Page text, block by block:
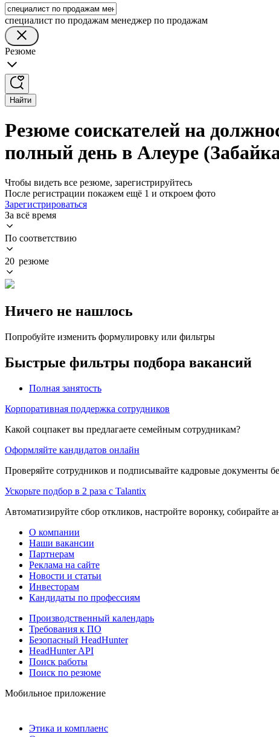
специалист по продажам менеджер по продажам
Резюме
Найти
Резюме соискателей на
полный день в Алеуре
Чтобы видеть все резюме, зарегистрируйтесь
После регистрации покажем ещё 1 и откроем фото
Зарегистрироваться
За всё время
По соответствию
20 резюме
Ничего не нашлось
Попробуйте изменить формулировку или фильтры
Быстрые фильтры подбора вакансий
Полная занятость
Корпоративная поддержка сотрудников
Какой соцпакет вы предлагаете семейным сотрудникам?
Оформляйте кандидатов онлайн
Проверяйте сотрудников и подписывайте кадровые документы
Ускорьте подбор в 2 раза с Talantix
Автоматизируйте сбор откликов, настройте воронку, собирайте
О компании
Наши вакансии
Партнерам
Реклама на сайте
Новости и статьи
Инвесторам
Кандидаты по профессиям
Производственный календарь
Требования к ПО
Безопасный HeadHunter
HeadHunter API
Поиск работы
Поиск по резюме
Мобильное приложение
Этика и комплаенс